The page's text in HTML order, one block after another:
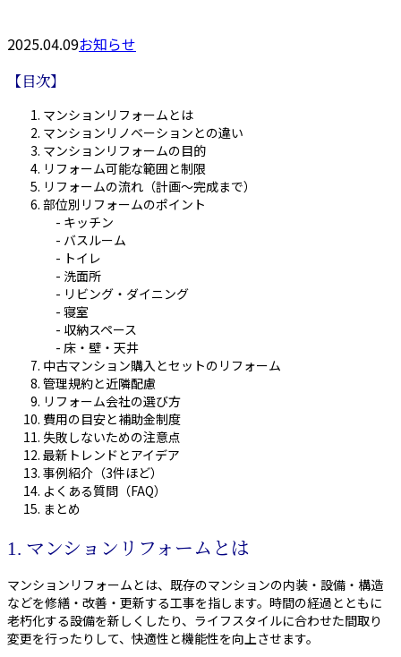
2025.04.09お知らせ
【目次】
マンションリフォームとは
マンションリノベーションとの違い
マンションリフォームの目的
リフォーム可能な範囲と制限
リフォームの流れ（計画〜完成まで）
部位別リフォームのポイント
- キッチン
- バスルーム
- トイレ
- 洗面所
- リビング・ダイニング
- 寝室
- 収納スペース
- 床・壁・天井
中古マンション購入とセットのリフォーム
管理規約と近隣配慮
リフォーム会社の選び方
費用の目安と補助金制度
失敗しないための注意点
最新トレンドとアイデア
事例紹介（3件ほど）
よくある質問（FAQ）
まとめ
1. マンションリフォームとは
マンションリフォームとは、既存のマンションの内装・設備・構造
などを修繕・改善・更新する工事を指します。時間の経過とともに
老朽化する設備を新しくしたり、ライフスタイルに合わせた間取り
変更を行ったりして、快適性と機能性を向上させます。